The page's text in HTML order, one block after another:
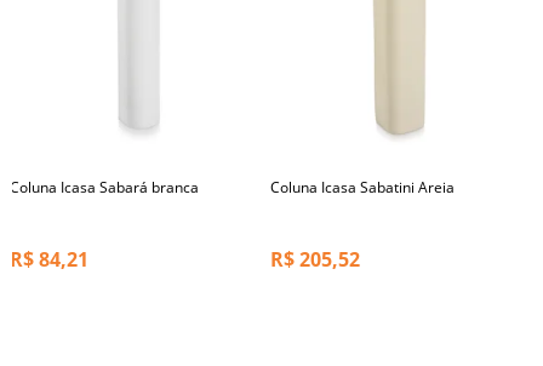
Coluna Icasa Sabará branca
R$84,21
Coluna Icasa Sabatini Areia
R$205,52